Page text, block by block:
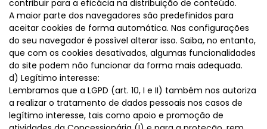
contribuir para a eficácia na distribuição de conteúdo.
A maior parte dos navegadores são predefinidos para
aceitar cookies de forma automática. Nas configurações
do seu navegador é possível alterar isso. Saiba, no entanto,
que com os cookies desativados, algumas funcionalidades
do site podem não funcionar da forma mais adequada.
d) Legítimo interesse:
Lembramos que a LGPD (art. 10, I e II) também nos autoriza
a realizar o tratamento de dados pessoais nos casos de
legítimo interesse, tais como apoio e promoção de